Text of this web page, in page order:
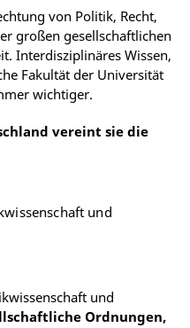
von Politik, Recht,
großen gesellschaftlichen
Interdisziplinäres Wissen,
Fakultät der Universität
wichtiger.
vereint sie die
und
und
Ordnungen,